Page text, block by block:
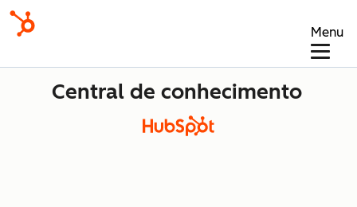
Menu
Central de conhecimento